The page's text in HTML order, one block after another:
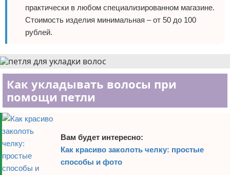
практически в любом специализированном магазине.
Стоимость изделия минимальная – от 50 до 100
рублей.
Как укладывать волосы при
помощи петли
Вам будет интересно:
Как красиво заколоть челку: простые
способы и фото